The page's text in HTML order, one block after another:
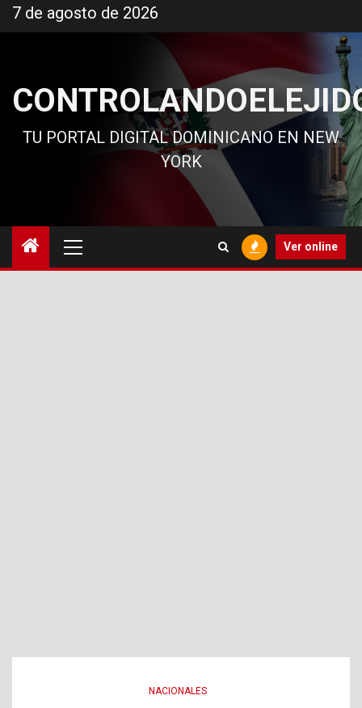
al
7 de agosto de 2026
TU PORTAL DIGITAL DOMINICANO EN NEW
YORK
principal
Ver online
NACIONALES